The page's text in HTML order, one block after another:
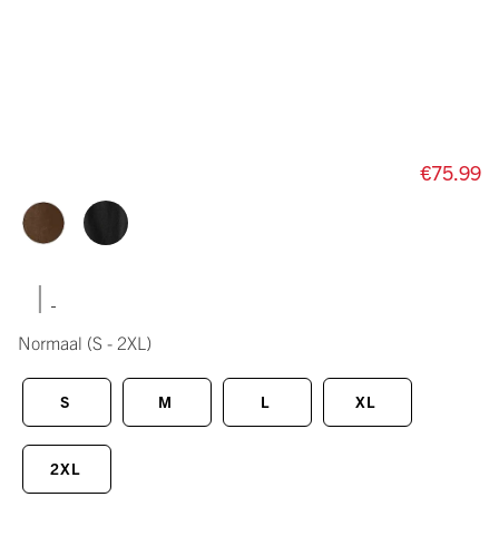
€75.99
|
Normaal (S - 2XL)
S M L XL
2XL